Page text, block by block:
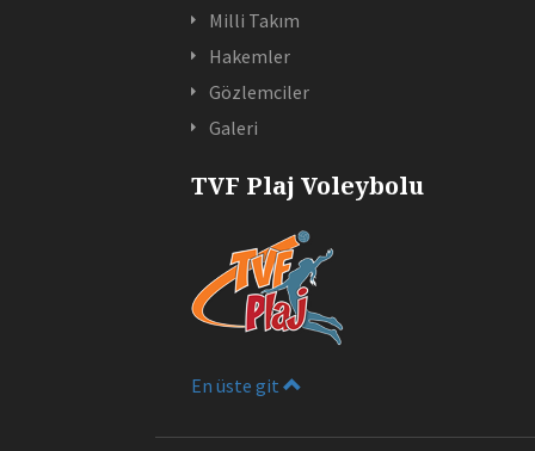
Milli Takım
Hakemler
Gözlemciler
Galeri
TVF Plaj Voleybolu
En üste git